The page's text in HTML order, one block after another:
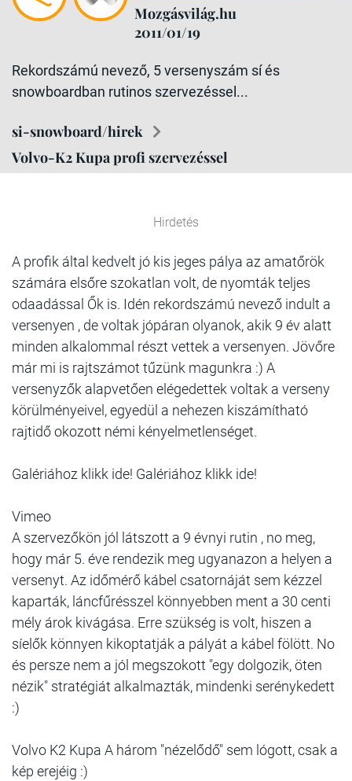
Mozgásvilág.hu
2011/01/19
Rekordszámú nevező, 5 versenyszám sí és
snowboardban rutinos szervezéssel...
si-snowboard/hirek
Volvo-K2 Kupa profi szervezéssel
Hirdetés
A profik által kedvelt jó kis jeges pálya az amatőrök
számára elsőre szokatlan volt, de nyomták teljes
odaadással Ők is. Idén rekordszámú nevező indult a
versenyen , de voltak jópáran olyanok, akik 9 év alatt
minden alkalommal részt vettek a versenyen. Jövőre
már mi is rajtszámot tűzünk magunkra :) A
versenyzők alapvetően elégedettek voltak a verseny
körülményeivel, egyedül a nehezen kiszámítható
rajtidő okozott némi kényelmetlenséget.
Galériához klikk ide! Galériához klikk ide!
Vimeo
A szervezőkön jól látszott a 9 évnyi rutin , no meg,
hogy már 5. éve rendezik meg ugyanazon a helyen a
versenyt. Az időmérő kábel csatornáját sem kézzel
kaparták, láncfűrésszel könnyebben ment a 30 centi
mély árok kivágása. Erre szükség is volt, hiszen a
síelők könnyen kikoptatják a pályát a kábel fölött. No
és persze nem a jól megszokott "egy dolgozik, öten
nézik" stratégiát alkalmazták, mindenki serénykedett
:)
Volvo K2 Kupa A három "nézelődő" sem lógott, csak a
kép erejéig :)